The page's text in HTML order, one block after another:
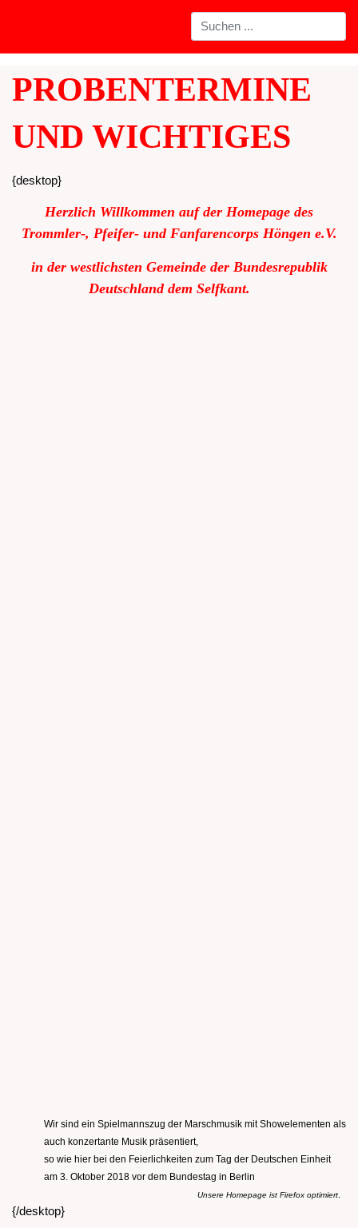
PROBENTERMINE
UND WICHTIGES
{desktop}
Herzlich Willkommen auf der Homepage des
Trommler-, Pfeifer- und Fanfarencorps Höngen e.V.
in der westlichsten Gemeinde der Bundesrepublik
Deutschland dem Selfkant.
Wir sind ein Spielmannszug der Marschmusik mit Showelementen als
auch konzertante Musik präsentiert,
so wie hier bei den Feierlichkeiten zum Tag der Deutschen Einheit
am 3. Oktober 2018 vor dem Bundestag in Berlin
Unsere Homepage ist Firefox optimiert
{/desktop}